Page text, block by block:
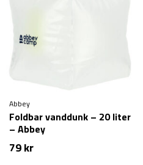
Abbey
Foldbar vanddunk – 20 liter
– Abbey
79kr